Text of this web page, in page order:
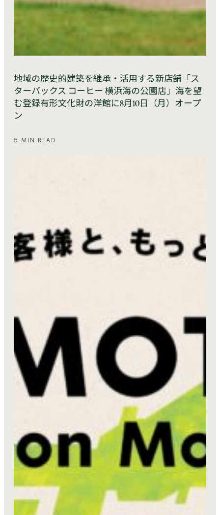
地域の歴史的建築を継承・活用する新店舗「ス
ターバックス コーヒー 横浜海の公園店」海を望
む登録有形文化財の洋館に8月10日（月）オープ
ン
5 MIN READ